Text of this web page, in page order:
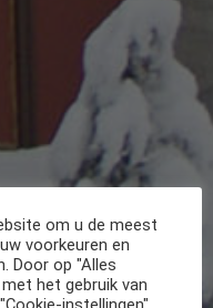
om u de meest
voorkeuren en
Door op "Alles
het gebruik van